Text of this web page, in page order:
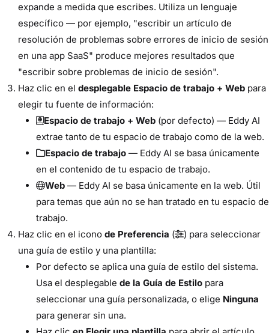
expande a medida que escribes. Utiliza un lenguaje
específico — por ejemplo, "escribir un artículo de
resolución de problemas sobre errores de inicio de sesión
en una app SaaS" produce mejores resultados que
"escribir sobre problemas de inicio de sesión".
Haz clic en el desplegable Espacio de trabajo + Web para
elegir tu fuente de información:
Espacio de trabajo + Web (por defecto) — Eddy AI
extrae tanto de tu espacio de trabajo como de la web.
Espacio de trabajo — Eddy AI se basa únicamente
en el contenido de tu espacio de trabajo.
Web — Eddy AI se basa únicamente en la web. Útil
para temas que aún no se han tratado en tu espacio de
trabajo.
Haz clic en el icono de Preferencia (
) para seleccionar
una guía de estilo y una plantilla:
Por defecto se aplica una guía de estilo del sistema.
Usa el desplegable de la Guía de Estilo para
seleccionar una guía personalizada, o elige Ninguna
para generar sin una.